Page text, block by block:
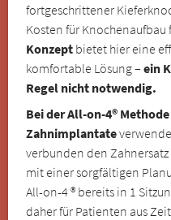
fortgeschrittener
Kosten für Knochenaufbau
Konzept bietet hier eine
komfortable Lösung –ein
Regel nicht notwendig.
Bei der All-on-4®
Zahnimplantate
verbunden den
mit einer sorgfältigen
All-on-4 ® bereits in 1
daher für Patienten aus